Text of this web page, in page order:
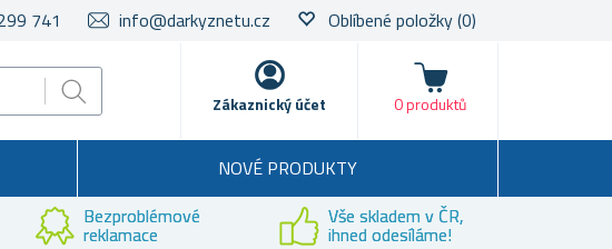
741 info@darkyznetu.cz Oblíbené položky(0)
Zákaznický účet
Nákupní košík
0 produktů
NOVÉ PRODUKTY
Bezproblémové
reklamace
Vše skladem v ČR,
ihned odesíláme!